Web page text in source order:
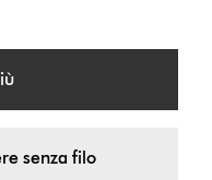
senza filo